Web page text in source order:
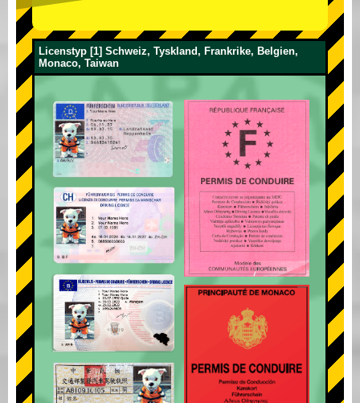
Licenstyp [1] Schweiz, Tyskland, Frankrike, Belgien,
Monaco, Taiwan